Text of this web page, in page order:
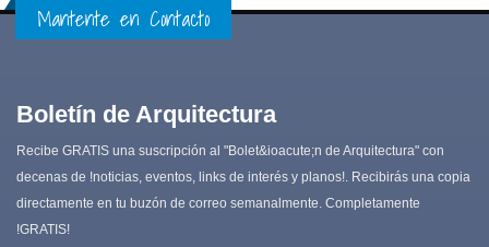
Mantente en Contacto
Boletín de Arquitectura
Recibe GRATIS una suscripción al "Bolet&ioacute;­n de Arquitectura" con
decenas de !noticias, eventos, links de interés y planos!. Recibirás una copia
directamente en tu buzón de correo semanalmente. Completamente
!GRATIS!